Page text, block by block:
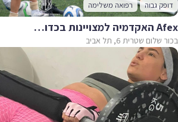
דופק גבוה רפואה משלימה
Afex האקדמיה למצויינות בכדורגל
בכור שלום שטרית 6, תל אביב